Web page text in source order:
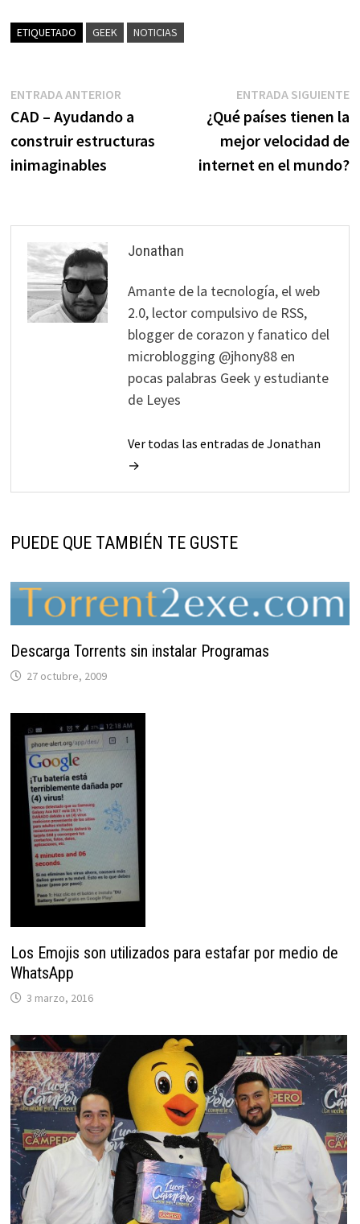
ETIQUETADO GEEK NOTICIAS
Navegación
de
entradas
ENTRADA ANTERIOREntrada
anterior:
CAD – Ayudando a
construir estructuras
inimaginables
ENTRADA SIGUIENTE
¿Qué países tienen la
mejor velocidad de
internet en el mundo?
Jonathan
Amante de la tecnología, el web
2.0, lector compulsivo de RSS,
blogger de corazon y fanatico del
microblogging @jhony88 en
pocas palabras Geek y estudiante
de Leyes
Ver todas las entradas de Jonathan
→
PUEDE QUE TAMBIÉN TE GUSTE
Descarga Torrents sin instalar Programas
27 octubre, 2009
Los Emojis son utilizados para estafar por medio de
WhatsApp
3 marzo, 2016